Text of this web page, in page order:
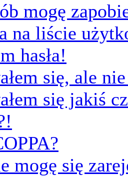
mogę
na liście
hasła!
się, ale
się jakiś
mogę się